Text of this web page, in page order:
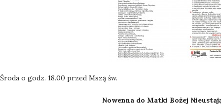
Środa o godz. 18.00 przed Mszą św.
Nowenna do Matki Bożej